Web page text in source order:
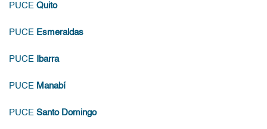
PUCE Quito
PUCE Esmeraldas
PUCE Ibarra
PUCE Manabí
PUCE Santo Domingo